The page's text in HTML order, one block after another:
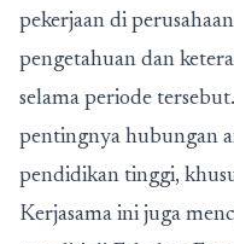
pekerjaan di
pengetahuan dan
selama periode
pentingnya hubungan
pendidikan tinggi,
Kerjasama ini juga